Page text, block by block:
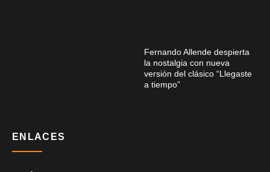
Fernando Allende despierta
la nostalgia con nueva
versión del clásico “Llegaste
a tiempo”
ENLACES